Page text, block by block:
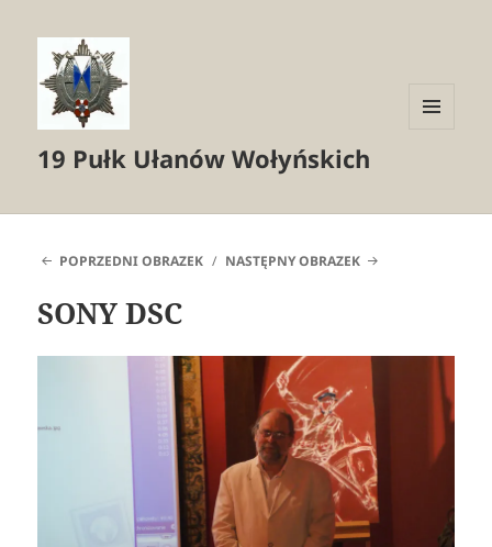
19 Pułk Ułanów Wołyńskich
POPRZEDNI OBRAZEK NASTĘPNY OBRAZEK
SONY DSC